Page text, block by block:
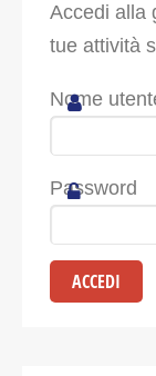
Accedi alla
tue attività
Nome
Password